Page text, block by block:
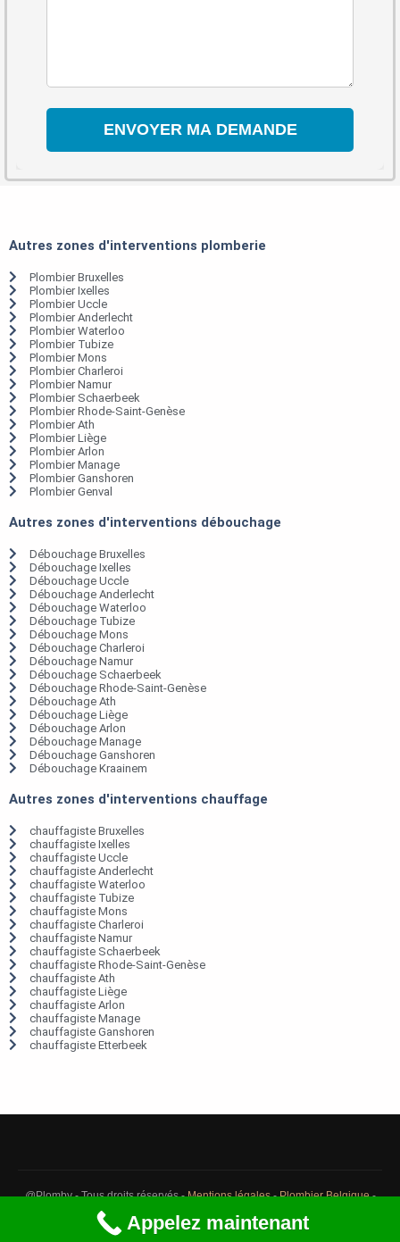
Autres zones d'interventions plomberie
Plombier Bruxelles
Plombier Ixelles
Plombier Uccle
Plombier Anderlecht
Plombier Waterloo
Plombier Tubize
Plombier Mons
Plombier Charleroi
Plombier Namur
Plombier Schaerbeek
Plombier Rhode-Saint-Genèse
Plombier Ath
Plombier Liège
Plombier Arlon
Plombier Manage
Plombier Ganshoren
Plombier Genval
Autres zones d'interventions débouchage
Débouchage Bruxelles
Débouchage Ixelles
Débouchage Uccle
Débouchage Anderlecht
Débouchage Waterloo
Débouchage Tubize
Débouchage Mons
Débouchage Charleroi
Débouchage Namur
Débouchage Schaerbeek
Débouchage Rhode-Saint-Genèse
Débouchage Ath
Débouchage Liège
Débouchage Arlon
Débouchage Manage
Débouchage Ganshoren
Débouchage Kraainem
Autres zones d'interventions chauffage
chauffagiste Bruxelles
chauffagiste Ixelles
chauffagiste Uccle
chauffagiste Anderlecht
chauffagiste Waterloo
chauffagiste Tubize
chauffagiste Mons
chauffagiste Charleroi
chauffagiste Namur
chauffagiste Schaerbeek
chauffagiste Rhode-Saint-Genèse
chauffagiste Ath
chauffagiste Liège
chauffagiste Arlon
chauffagiste Manage
chauffagiste Ganshoren
chauffagiste Etterbeek
@Plomby - Tous droits réservés -Mentions légales-Plombier Belgique-
Débouchage Belgique
Appelez maintenant